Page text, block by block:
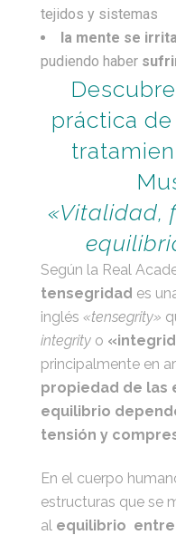
tejidos y sistemas
la mente se irrita
pudiendo haber
práctica
«Vitalidad,
Según la Real
tensegridad es
inglés «tensegrity»
integrity o
principalmente en
propiedad de las
equilibrio
tensión y
En el cuerpo
estructuras que se
al equilibrio